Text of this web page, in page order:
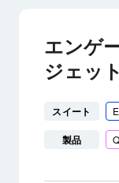
エンゲ
ジェッ
スイート
製品